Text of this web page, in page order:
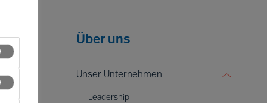
Über uns
Unser Unternehmen
Leadership